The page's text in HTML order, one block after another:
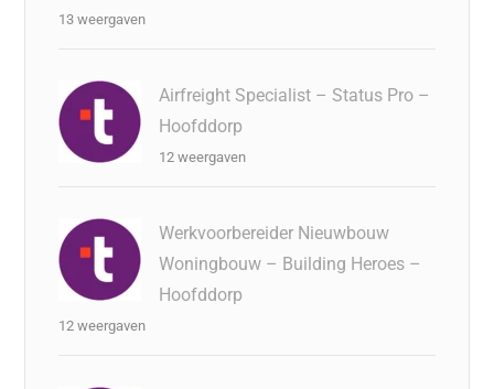
13 weergaven
Airfreight Specialist – Status Pro –
Hoofddorp
12 weergaven
Werkvoorbereider Nieuwbouw
Woningbouw – Building Heroes –
Hoofddorp
12 weergaven